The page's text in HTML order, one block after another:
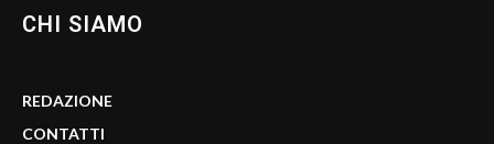
CHI SIAMO
REDAZIONE
CONTATTI